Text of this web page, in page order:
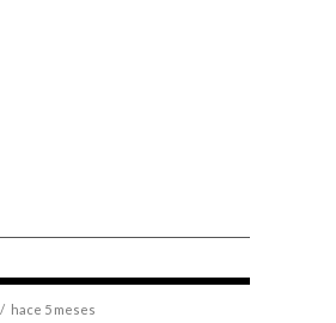
hace 5 meses